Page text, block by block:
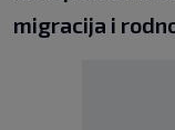
migracija i